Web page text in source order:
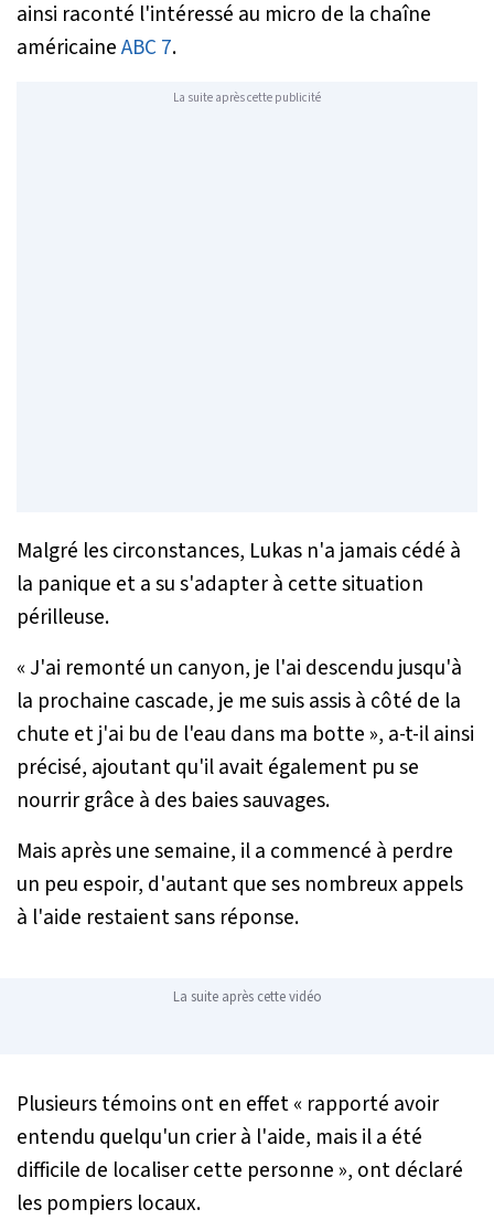
ainsi raconté l'intéressé au micro de la chaîne
américaineABC 7.
La suite après cette publicité
Malgré les circonstances, Lukas n'a jamais cédé à
la panique et a su s'adapter à cette situation
périlleuse.
« J'ai remonté un canyon, je l'ai descendu jusqu'à
la prochaine cascade, je me suis assis à côté de la
chute et j'ai bu de l'eau dans ma botte », a-t-il ainsi
précisé, ajoutant qu'il avait également pu se
nourrir grâce à des baies sauvages.
Mais après une semaine, il a commencé à perdre
un peu espoir, d'autant que ses nombreux appels
à l'aide restaient sans réponse.
La suite après cette vidéo
Plusieurs témoins ont en effet « rapporté avoir
entendu quelqu'un crier à l'aide, mais il a été
difficile de localiser cette personne », ont déclaré
les pompiers locaux.